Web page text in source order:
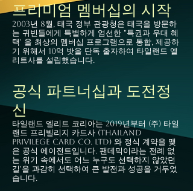
프리미엄 멤버십의 시작
2003년 8월, 태국 정부 관광청은 태국을 방문하
는 귀빈들에게 특별하게 엄선한 "특권과 우대 혜
택' 을 최상의 멤버십 프로그램으로 통합, 제공하
기 위해서 10억 밧을 단독 출자하여 타일랜드 엘
리트사를 설립했습니다.​
공식 파트너십과 도전정
신
타일랜드 엘리트 코리아는 2019년부터 (주) 타일
랜드 프리빌리지 카드사 (Thailand
Privilege Card Co. Ltd) 와 정식 계약을 맺
은 공식 에이전트입니다. 팬데믹이라는 전례 없
는 위기 속에서도 어느 누구도 선택하지 않았던
길'을 과감히 선택하여 큰 발전과 성공을 거두었
습니다. ​